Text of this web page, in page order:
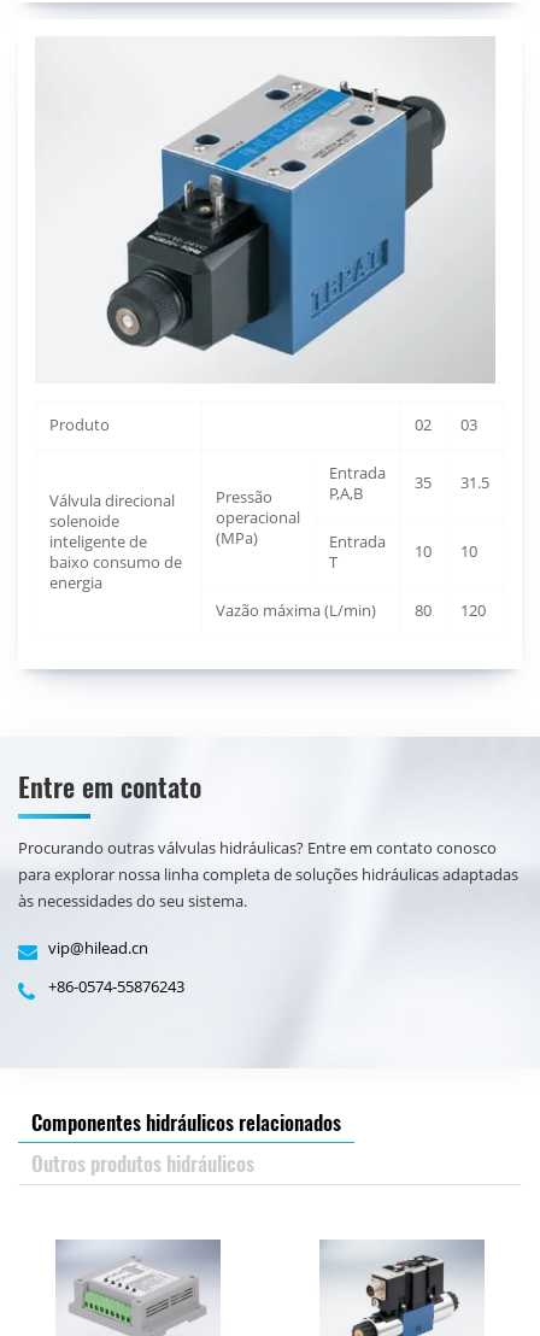
Produto 02 03
Válvula direcional
solenoide
inteligente de
baixo consumo de
energia
Pressão
operacional
(MPa)
Entrada
P,A,B
35 31.5
Entrada
T
10 10
Vazão máxima (L/min) 80 120
Entre em contato
Procurando outras válvulas hidráulicas? Entre em contato conosco
para explorar nossa linha completa de soluções hidráulicas adaptadas
às necessidades do seu sistema.
vip@hilead.cn
+86-0574-55876243
Componentes hidráulicos relacionados
Outros produtos hidráulicos